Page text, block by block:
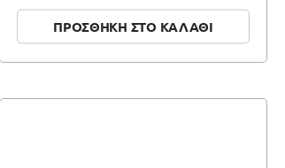
ΠΡΟΣΘΗΚΗ ΣΤΟ ΚΑΛΑΘΙ